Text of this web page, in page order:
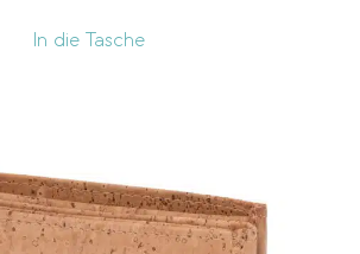
In die Tasche